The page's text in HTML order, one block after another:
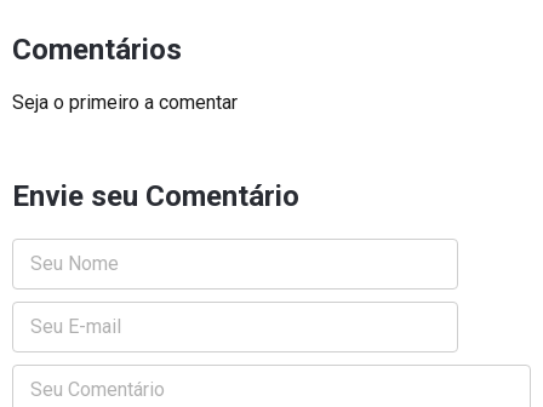
Comentários
Seja o primeiro a comentar
Envie seu Comentário